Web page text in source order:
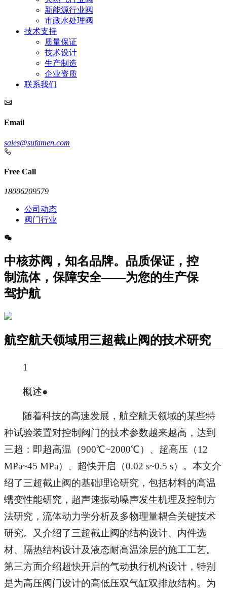
新能源行业阀
市政水处理阀
技术支持
质量保证
技术设计
生产制造
企业资质
联系我们
Email
sales@sufamen.com
Free Call
18006209579
公司动态
阀门行业
中核苏阀，知名品牌。品质保证，控
制流体，保障安全——为您的生产保
驾护航
航空航天领域用三超截止阀的技术研究
1
概述●
随着科技的高速发展，航空航天领域的某些特
种试验装置对控制阀门的技术参数越来越高，达到
三超：即超高温（900℃~2000℃）、超高压（12
MPa~45 MPa）、超快开启（0.02 s~0.5 s）。本文介
绍了三超截止阀的基础理论研究，包括材料的高温
蠕变性能研究，超声速振动噪声发生机理及控制方
法研究，流体动力学分析及多物理量耦合关键技术
研究。又介绍了三超截止阀的结构设计、内件选
材、隔热结构设计及液态耐高温涂层的施工工艺。
第三方面介绍超快开启的气动执行机构设计，特别
是为高压阀门设计的高低压双气缸双排放结构。为